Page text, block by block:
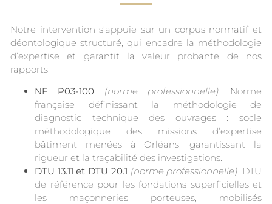
Notre intervention s’appuie sur un corpus normatif et
déontologique structuré, qui encadre la méthodologie
d’expertise et garantit la valeur probante de nos
rapports.
NF P03-100
(norme professionnelle). Norme
française définissant la méthodologie de
diagnostic technique des ouvrages : socle
méthodologique des missions d’expertise
bâtiment menées à Orléans, garantissant la
rigueur et la traçabilité des investigations.
DTU 13.11 et DTU 20.1 (norme professionnelle). DTU
de référence pour les fondations superficielles et
les maçonneries porteuses, mobilisés